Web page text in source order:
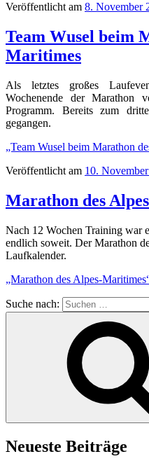
Veröffentlicht am 8. November
Team Wusel beim
Maritimes
Als letztes großes
Wochenende der Marathon
Programm. Bereits zum
gegangen.
„Team Wusel beim Marathon
Veröffentlicht am 10.
Marathon des
Nach 12 Wochen Training war
endlich soweit. Der Marathon
Laufkalender.
„Marathon des Alpes-
Suche nach:
Neueste Beiträge